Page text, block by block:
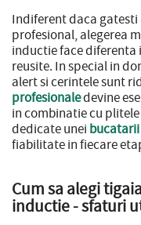
Indiferent daca gatesti
profesional, alegerea
inductie face
reusite. In special in
alert si cerintele sunt
profesionaledevine
in combinatie cu
dedicate unei
fiabilitate in fiecare
Cum sa alegi
inductie - sfaturi